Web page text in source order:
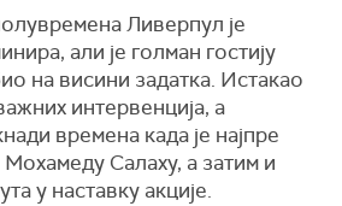
Ливерпул је
али је голман гостију
на висини задатка. Истакао
интервенција, а
времена када је најпре
Мохамеду Салаху, а затим и
у наставку акције.